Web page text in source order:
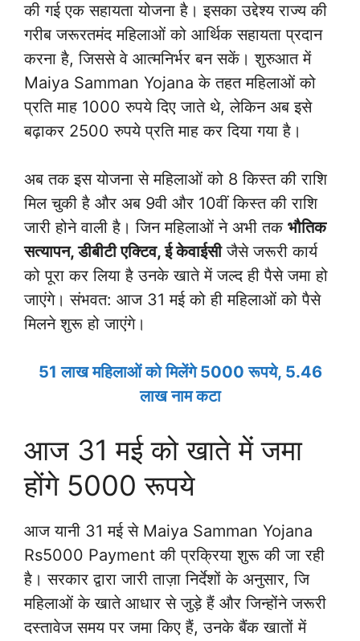
की गई एक सहायता योजना है। इसका उद्देश्य राज्य की
गरीब जरूरतमंद महिलाओं को आर्थिक सहायता प्रदान
करना है, जिससे वे आत्मनिर्भर बन सकें। शुरुआत में
Maiya Samman Yojana के तहत महिलाओं को
प्रति माह 1000 रुपये दिए जाते थे, लेकिन अब इसे
बढ़ाकर 2500 रुपये प्रति माह कर दिया गया है।
अब तक इस योजना से महिलाओं को 8 किस्त की राशि
मिल चुकी है और अब 9वी और 10वीं किस्त की राशि
जारी होने वाली है। जिन महिलाओं ने अभी तक भौतिक
सत्यापन, डीबीटी एक्टिव, ई केवाईसीजैसे जरूरी कार्य
को पूरा कर लिया है उनके खाते में जल्द ही पैसे जमा हो
जाएंगे। संभवत: आज 31 मई को ही महिलाओं को पैसे
मिलने शुरू हो जाएंगे।
51 लाख महिलाओं को मिलेंगे 5000 रूपये, 5.46
लाख नाम कटा
आज 31 मई को खाते में जमा
होंगे 5000 रूपये
आज यानी 31 मई से Maiya Samman Yojana
Rs5000 Payment की प्रक्रिया शुरू की जा रही
है। सरकार द्वारा जारी ताज़ा निर्देशों के अनुसार, जि
महिलाओं के खाते आधार से जुड़े हैं और जिन्होंने जरूरी
दस्तावेज समय पर जमा किए हैं, उनके बैंक खातों में